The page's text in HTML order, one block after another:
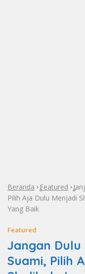
Beranda »Featured »
Pilih Aja Dulu Menjadi
Yang Baik
Featured
Jangan Dulu
Suami, Pilih